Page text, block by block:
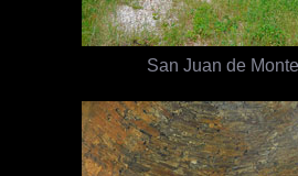
San Juan de